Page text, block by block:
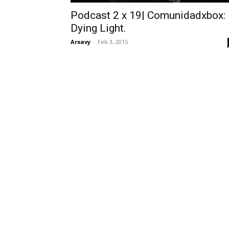
Podcast 2 x 19| Comunidadxbox:
Dying Light.
Arxavy - Feb 3, 2015